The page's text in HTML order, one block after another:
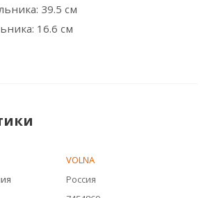
39.5 см
16.6 см
VOLNA
Россия